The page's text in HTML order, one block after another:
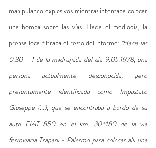
manipulando explosivos mientras intentaba colocar
una bomba sobre las vías. Hacia el mediodía, la
prensa local filtraba el resto del informe: "Hacia las
0.30 - 1 de la madrugada del día 9.05.1978, una
persona actualmente desconocida, pero
presuntamente identificada como Impastato
Giuseppe (...), que se encontraba a bordo de su
auto FIAT 850 en el km. 30+180 de la vía
ferroviaria Trapani - Palermo para colocar allí una